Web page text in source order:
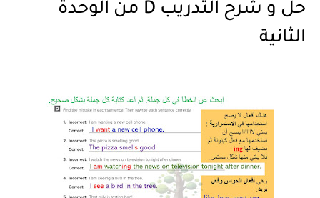
حل و شرح التدريب D من الوحدة
الثانية